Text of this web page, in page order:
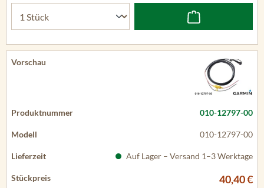
010-12797-00
010-12797-00
Auf Lager – Versand 1–3 Werktage
40,40 €